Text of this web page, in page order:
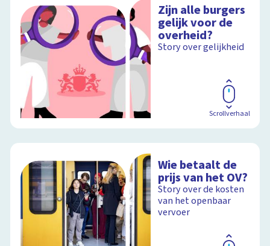
Zijn alle burgers
gelijk voor de
overheid?
Story over gelijkheid
Scrollverhaal
Wie betaalt de
prijs van het OV?
Story over de kosten
van het openbaar
vervoer